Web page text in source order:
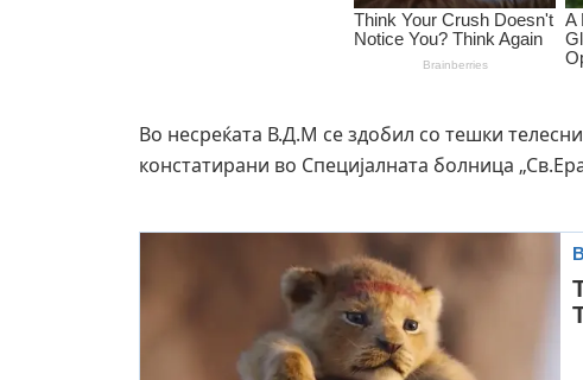
Во несреќата В.Д.М се здобил со тешки
констатирани во Специјалната болница